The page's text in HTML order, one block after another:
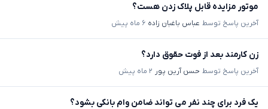
موتور مزایده قابل پلاک زدن هست؟
آخرین پاسخ توسط عباس باغبان زاده ۶ ماه پیش
زن کارمند بعد از فوت حقوق دارد؟
آخرین پاسخ توسط حسن آرین پور ۲ ماه پیش
یک فرد برای چند نفر می تواند ضامن وام بانکی بشود؟